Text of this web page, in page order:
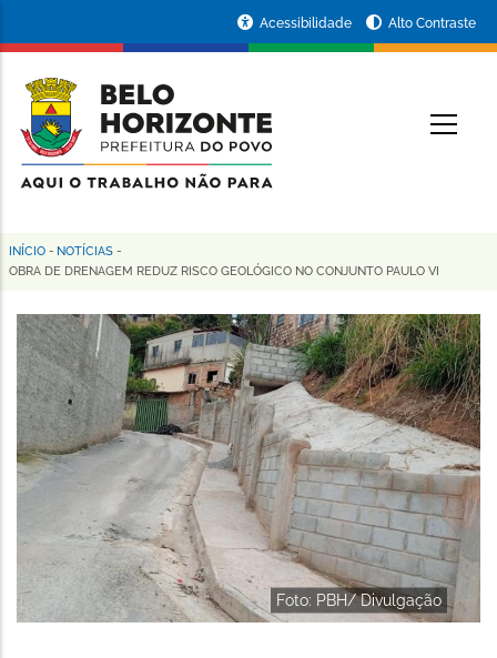
conteúdo
principal
da
Prefeitura
de
Horizonte
Acessibilidade Alto Contraste
Trilha
navegação
INÍCIO - NOTÍCIAS -
OBRA DE DRENAGEM REDUZ RISCO GEOLÓGICO NO CONJUNTO PAULO VI
Foto: PBH/ Divulgação